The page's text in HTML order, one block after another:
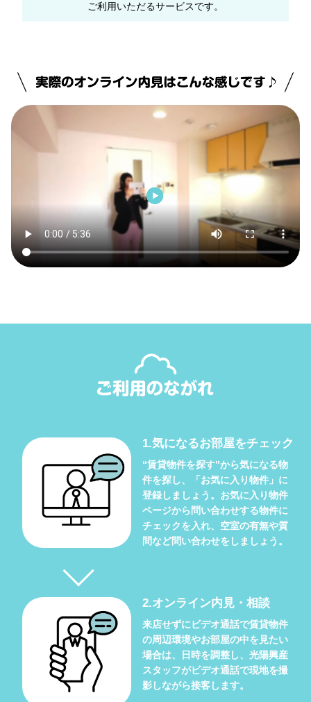
ご利用いただるサービスです。
1.気になるお部屋をチェック
“賃貸物件を探す”から気になる物
件を探し、「お気に入り物件」に
登録しましょう。お気に入り物件
ページから問い合わせする物件に
チェックを入れ、空室の有無や質
問など問い合わせをしましょう。
2.オンライン内見・相談
来店せずにビデオ通話で賃貸物件
の周辺環境やお部屋の中を見たい
場合は、日時を調整し、光陽興産
スタッフがビデオ通話で現地を撮
影しながら接客します。